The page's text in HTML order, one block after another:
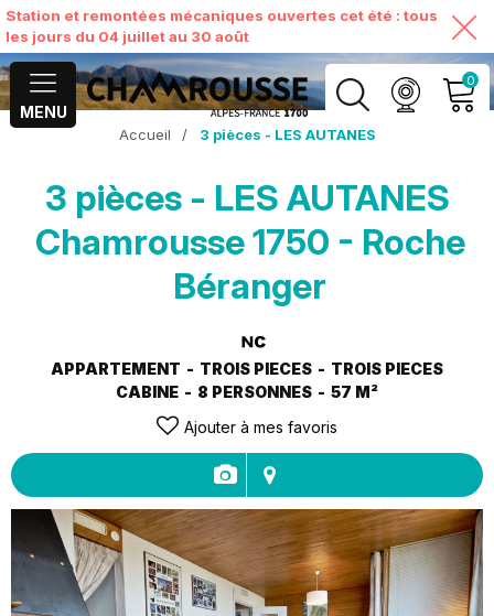
Station et remontées mécaniques ouvertes cet été : tous
les jours du 04 juillet au 30 août
MENU
0
MON COMPTE
VOIR MON PANIER
Accueil / 3 pièces - LES AUTANES
3 pièces - LES AUTANES
Chamrousse 1750 - Roche
Béranger
APPARTEMENT TROIS PIECES
TROIS PIECES
CABINE
8 PERSONNES 57 M²
Ajouter à mes favoris